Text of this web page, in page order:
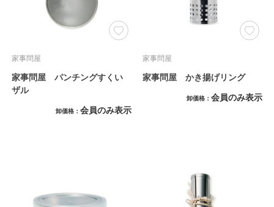
家事問屋
家事問屋 パンチングすくい
ザル
卸価格 会員のみ表示
家事問屋
家事問屋 かき揚げリング
卸価格 会員のみ表示